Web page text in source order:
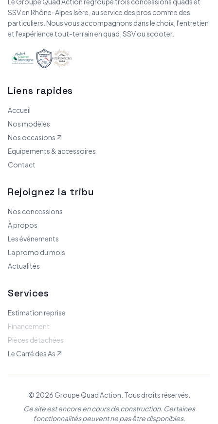
SSV en Rhône-Alpes Isère, au service des pros comme des
particuliers. Nous vous accompagnons dans le choix, l'entretien
et l'expérience tout-terrain en quad, SSV ou scooter.
Liens rapides
Accueil
Nos modèles
Nos occasions
Equipements & accessoires
Contact
Rejoignez la tribu
Nos concessions
À propos
Les événements
La promo du mois
Actualités
Services
Estimation reprise
Financement
Pièces détachées
Le Carré des As
© 2026 Groupe Quad Action. Tous droits réservés.
Ce site est encore en cours de construction. Certaines
fonctionnalités peuvent ne pas être disponibles.